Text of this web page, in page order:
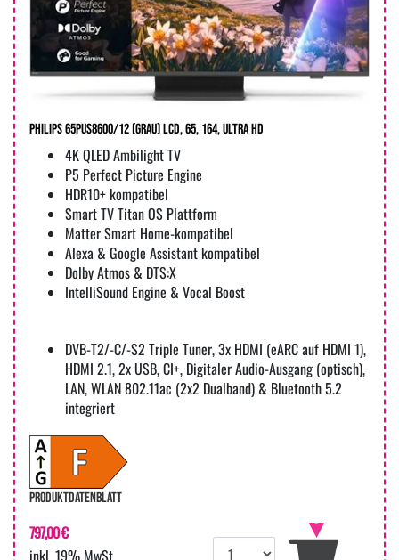
Philips 65PUS8600/12 (Grau) LCD, 65, 164, Ultra HD
4K QLED Ambilight TV
P5 Perfect Picture Engine
HDR10+ kompatibel
Smart TV Titan OS Plattform
Matter Smart Home-kompatibel
Alexa & Google Assistant kompatibel
Dolby Atmos & DTS:X
IntelliSound Engine & Vocal Boost
DVB-T2/-C/-S2 Triple Tuner, 3x HDMI (eARC auf HDMI 1),
HDMI 2.1, 2x USB, CI+, Digitaler Audio-Ausgang (optisch),
LAN, WLAN 802.11ac (2x2 Dualband) & Bluetooth 5.2
integriert
PRODUKTDATENBLATT
797,00 €
inkl. 19% MwSt.